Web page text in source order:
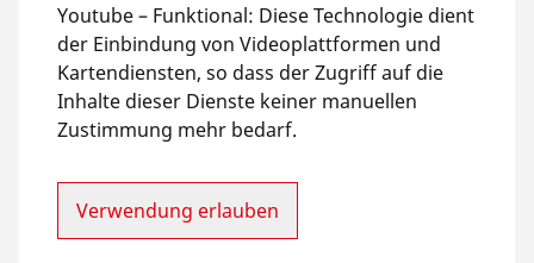
Youtube – Funktional: Diese Technologie dient
der Einbindung von Videoplattformen und
Kartendiensten, so dass der Zugriff auf die
Inhalte dieser Dienste keiner manuellen
Zustimmung mehr bedarf.
Verwendung erlauben